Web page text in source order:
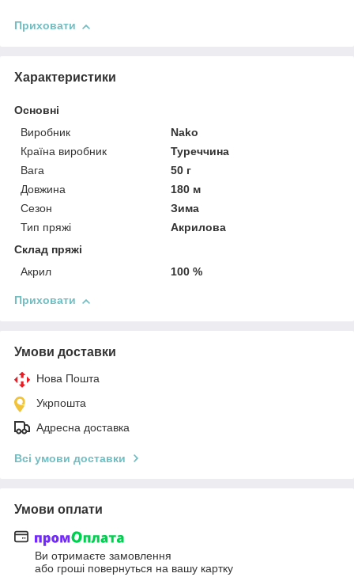
Приховати
Характеристики
Основні
Виробник
Nako
Країна виробник
Туреччина
Вага
50 г
Довжина
180 м
Сезон
Зима
Тип пряжі
Акрилова
Склад пряжі
Акрил
100 %
Приховати
Умови доставки
Нова Пошта
Укрпошта
Адресна доставка
Всі умови доставки
Умови оплати
Ви отримаєте замовлення
або гроші повернуться на вашу картку